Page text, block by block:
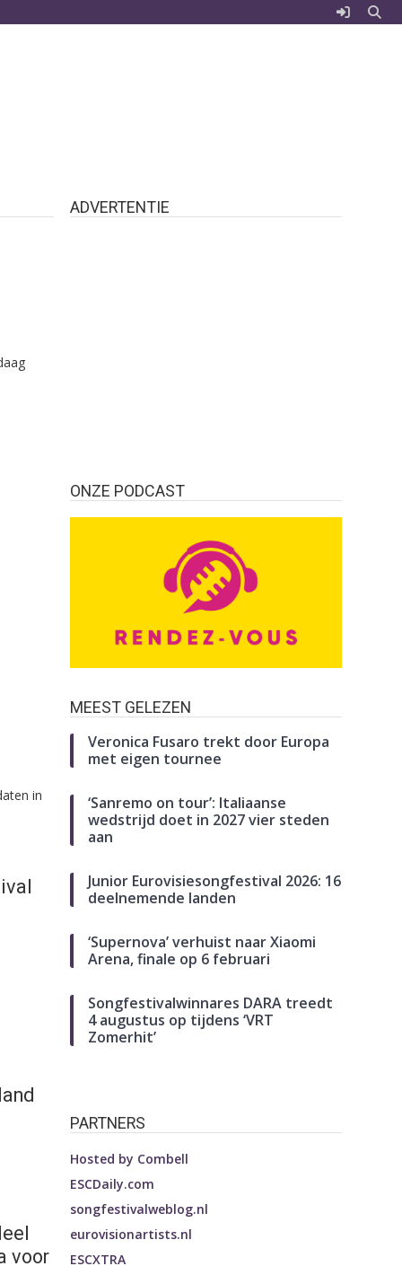
in
voor
ADVERTENTIE
ONZE PODCAST
MEEST GELEZEN
Veronica Fusaro trekt door Europa
met eigen tournee
‘Sanremo on tour’: Italiaanse
wedstrijd doet in 2027 vier steden
aan
Junior Eurovisiesongfestival 2026: 16
deelnemende landen
‘Supernova’ verhuist naar Xiaomi
Arena, finale op 6 februari
Songfestivalwinnares DARA treedt
4 augustus op tijdens ‘VRT
Zomerhit’
PARTNERS
Hosted by Combell
ESCDaily.com
songfestivalweblog.nl
eurovisionartists.nl
ESCXTRA